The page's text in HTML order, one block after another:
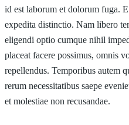
id est laborum et dolorum fuga.
expedita distinctio. Nam libero
eligendi optio cumque nihil
placeat facere possimus, omnis
repellendus. Temporibus autem
rerum necessitatibus saepe
et molestiae non recusandae.